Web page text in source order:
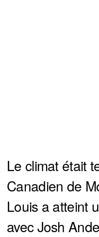
Le climat était
Canadien de
Louis a atteint
avec Josh